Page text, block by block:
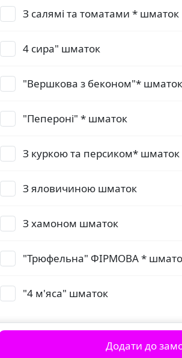
З салямі та томатами * шматок
4 сира" шматок
"Вершкова з беконом"* шматок
"Пепероні" * шматок
З куркою та персиком* шматок
З яловичиною шматок
З хамоном шматок
"Трюфельна" ФІРМОВА *
"4 м'яса" шматок
Додати до